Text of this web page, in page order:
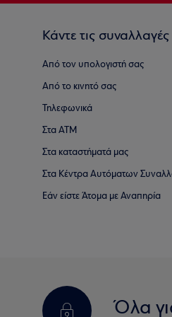
Κάντε τις
Από τον υπολογιστή σας
Από το κινητό σας
Τηλεφωνικά
Στα ΑΤΜ
Στα καταστήματά μας
Στα Κέντρα Αυτόματων
Εάν είστε Άτομα με Αναπηρία
Όλα